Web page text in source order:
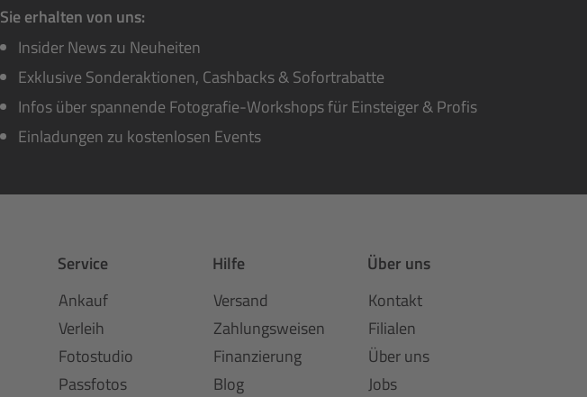
Sie erhalten von uns:
Insider News zu Neuheiten
Exklusive Sonderaktionen, Cashbacks & Sofortrabatte
Infos über spannende Fotografie-Workshops für Einsteiger & Profis
Einladungen zu kostenlosen Events
Service
Ankauf
Verleih
Fotostudio
Passfotos
Hilfe
Versand
Zahlungsweisen
Finanzierung
Blog
Über uns
Kontakt
Filialen
Über uns
Jobs